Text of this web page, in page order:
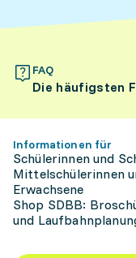
FAQ
Die häufigsten
Informationen für
Schülerinnen und
Mittelschülerinnen
Erwachsene
Shop SDBB:
und